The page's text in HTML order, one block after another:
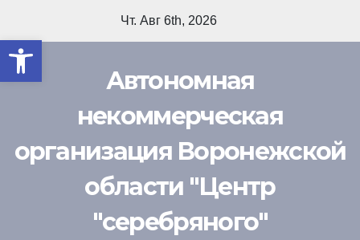
содержимому
Чт. Авг 6th, 2026
Автономная
некоммерческая
организация Воронежской
области "Центр
"cеребряного"
Открыть панель